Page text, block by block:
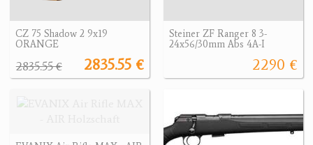
CZ 75 Shadow 2 9x19
ORANGE
2835.55 €
2835.55 €
Steiner ZF Ranger 8 3-
24x56/30mm Abs 4A-I
2290 €